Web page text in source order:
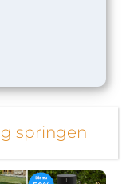
springen